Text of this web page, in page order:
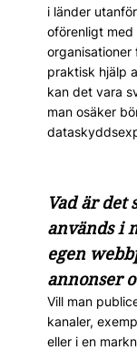
i länder
oförenligt med
organisationer
praktisk hjälp
kan det vara
man osäker
Vad är det
används i
egen
annonser
Vill man
kanaler,
eller i en